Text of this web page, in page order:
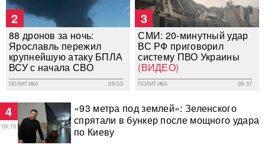
2
88 дронов за ночь:
Ярославль пережил
крупнейшую атаку БПЛА
ВСУ с начала СВО
ПОЛИТИКА 09:03
3
СМИ: 20-минутный удар
ВС РФ приговорил
систему ПВО Украины
(ВИДЕО)
ПОЛИТИКА 09:37
4
09:15
«93 метра под землей»: Зеленского
спрятали в бункер после мощного удара
по Киеву